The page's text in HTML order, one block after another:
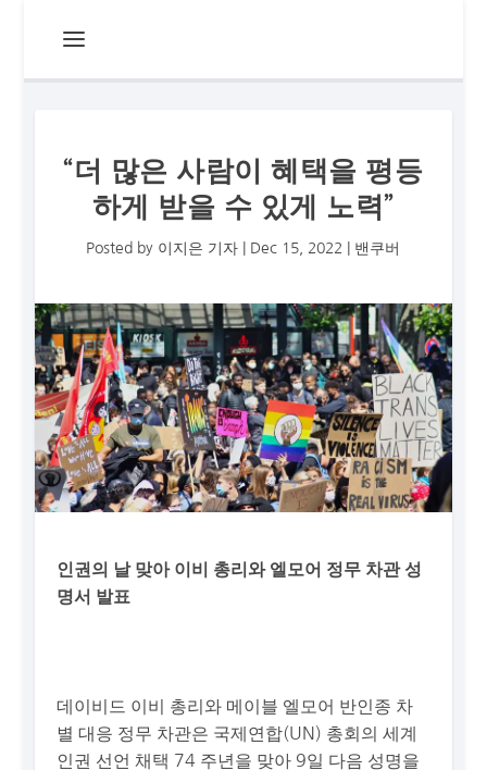
“더 많은 사람이 혜택을 평등
하게 받을 수 있게 노력”
Posted by 이지은 기자 Dec 15, 2022 밴쿠버
인권의 날 맞아 이비 총리와 엘모어 정무 차관 성
명서 발표
데이비드 이비 총리와 메이블 엘모어 반인종 차
별 대응 정무 차관은 국제연합(UN) 총회의 세계
인권 선언 채택 74 주년을 맞아 9일 다음 성명을